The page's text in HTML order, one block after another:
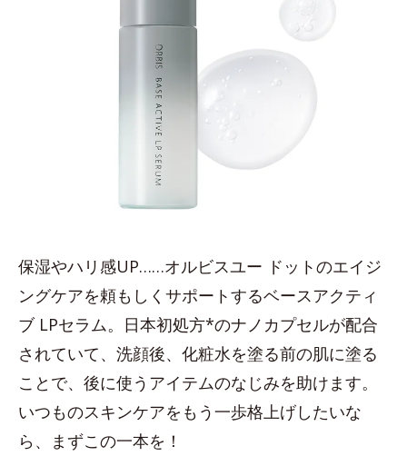
保湿やハリ感UP……オルビスユー ドットのエイジ
ングケアを頼もしくサポートするベースアクティ
ブ LPセラム。日本初処方*のナノカプセルが配合
されていて、洗顔後、化粧水を塗る前の肌に塗る
ことで、後に使うアイテムのなじみを助けます。
いつものスキンケアをもう一歩格上げしたいな
ら、まずこの一本を！